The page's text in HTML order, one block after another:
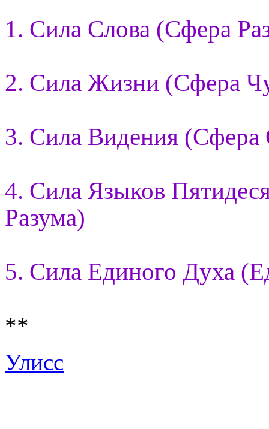
1. Сила Слова (Сфера
2. Сила Жизни (Сфера
3. Сила Видения (Сфера
4. Сила Языков
Разума)
5. Сила Единого Духа
**
Улисс